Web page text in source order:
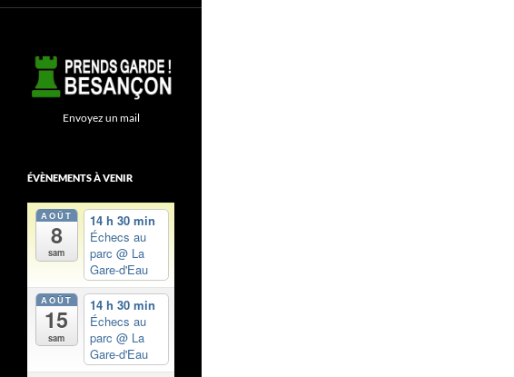
Envoyez un mail
ÉVÈNEMENTS À VENIR
AOÛT
8
sam
14 h 30 min
Échecs au
parc @ La
Gare-d'Eau
AOÛT
15
sam
14 h 30 min
Échecs au
parc @ La
Gare-d'Eau